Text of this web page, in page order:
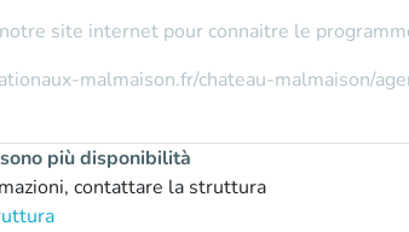
site internet pour connaitre le
malmaison.fr/chateau-malmaison/
più disponibilità
contattare la struttura